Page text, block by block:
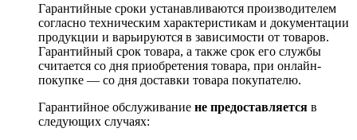
Гарантийные сроки устанавливаются производителем
согласно техническим характеристикам и документации
продукции и варьируются в зависимости от товаров.
Гарантийный срок товара, а также срок его службы
считается со дня приобретения товара, при онлайн-
покупке — со дня доставки товара покупателю.
Гарантийное обслуживание не предоставляется в
следующих случаях: